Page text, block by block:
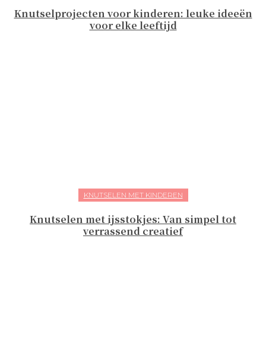
Knutselprojecten voor kinderen: leuke ideeën
voor elke leeftijd
KNUTSELEN MET KINDEREN
Knutselen met ijsstokjes: Van simpel tot
verrassend creatief